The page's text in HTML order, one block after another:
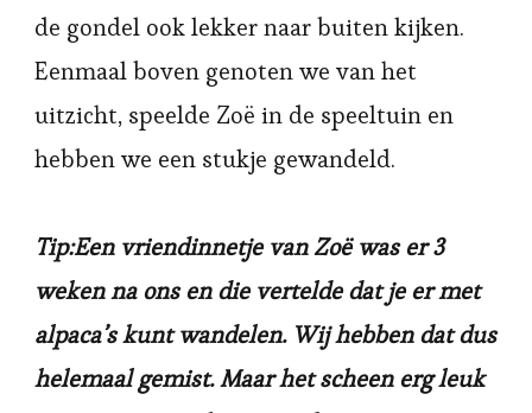
de gondel ook lekker naar buiten kijken.
Eenmaal boven genoten we van het
uitzicht, speelde Zoë in de speeltuin en
hebben we een stukje gewandeld.
Tip:Een vriendinnetje van Zoë was er 3
weken na ons en die vertelde dat je er met
alpaca’s kunt wandelen. Wij hebben dat dus
helemaal gemist. Maar het scheen erg leuk